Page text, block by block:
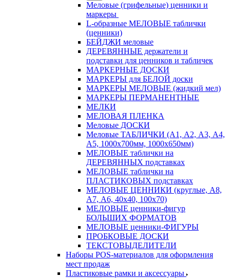
Меловые (грифельные) ценники и
маркеры
L-образные МЕЛОВЫЕ таблички
(ценники)
БЕЙДЖИ меловые
ДЕРЕВЯННЫЕ держатели и
подставки для ценников и табличек
МАРКЕРНЫЕ ДОСКИ
МАРКЕРЫ для БЕЛОЙ доски
МАРКЕРЫ МЕЛОВЫЕ (жидкий мел)
МАРКЕРЫ ПЕРМАНЕНТНЫЕ
МЕЛКИ
МЕЛОВАЯ ПЛЕНКА
Меловые ДОСКИ
Меловые ТАБЛИЧКИ (А1, А2, А3, А4,
А5, 1000х700мм, 1000х650мм)
МЕЛОВЫЕ таблички на
ДЕРЕВЯННЫХ подставках
МЕЛОВЫЕ таблички на
ПЛАСТИКОВЫХ подставках
МЕЛОВЫЕ ЦЕННИКИ (круглые, А8,
А7, А6, 40х40, 100х70)
МЕЛОВЫЕ ценники-фигур
БОЛЬШИХ ФОРМАТОВ
МЕЛОВЫЕ ценники-ФИГУРЫ
ПРОБКОВЫЕ ДОСКИ
ТЕКСТОВЫДЕЛИТЕЛИ
Наборы POS-материалов для оформления
мест продаж
Пластиковые рамки и аксессуары